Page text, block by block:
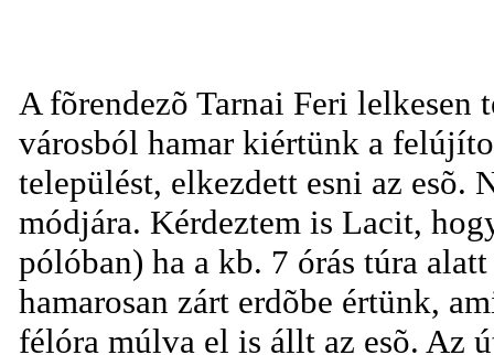
A fõrendezõ Tarnai Feri lelkesen
városból hamar kiértünk a
települést, elkezdett esni az esõ.
módjára. Kérdeztem is Lacit,
pólóban) ha a kb. 7 órás túra
hamarosan zárt erdõbe értünk,
félóra múlva el is állt az esõ. Az